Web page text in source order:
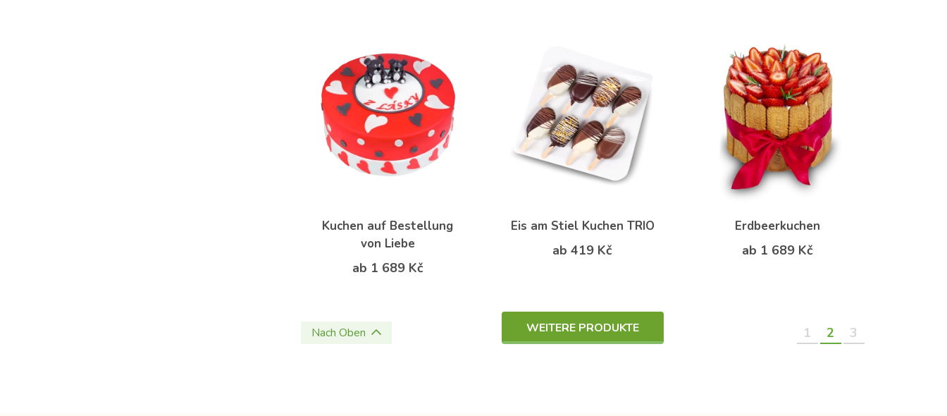
Kuchen auf Bestellung
von Liebe
ab 1 689 Kč
Eis am Stiel Kuchen TRIO
ab 419 Kč
Erdbeerkuchen
ab 1 689 Kč
Nach Oben WEITERE PRODUKTE 1 2 3